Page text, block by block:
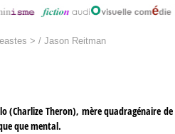
> / Jason Reitman
(Charlize Theron), mère quadragénaire
que mental.